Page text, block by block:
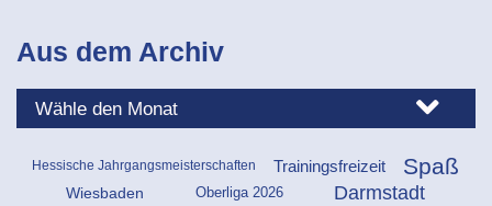
Aus dem Archiv
Hessische Jahrgangsmeisterschaften Trainingsfreizeit Spaß
Wiesbaden Oberliga 2026 Darmstadt